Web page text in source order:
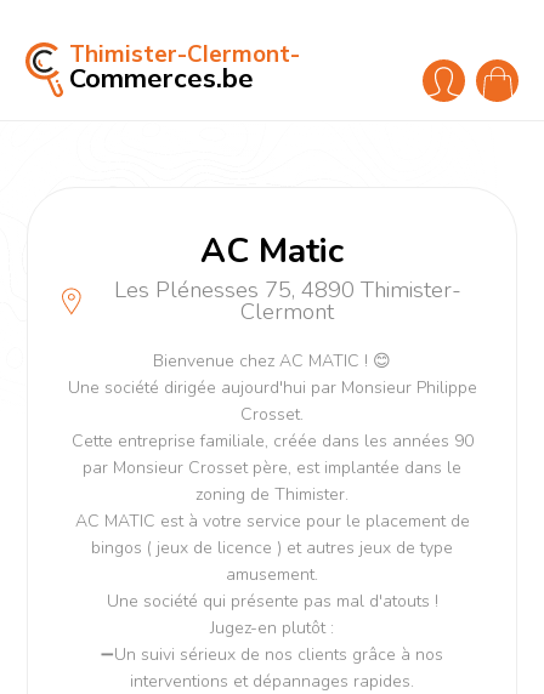
Thimister-Clermont-
Commerces.be
AC Matic
Les Plénesses 75, 4890 Thimister-
Clermont
Bienvenue chez AC MATIC ! 😊
Une société dirigée aujourd'hui par Monsieur Philippe
Crosset.
Cette entreprise familiale, créée dans les années 90
par Monsieur Crosset père, est implantée dans le
zoning de Thimister.
AC MATIC est à votre service pour le placement de
bingos ( jeux de licence ) et autres jeux de type
amusement.
Une société qui présente pas mal d'atouts !
Jugez-en plutôt :
➖Un suivi sérieux de nos clients grâce à nos
interventions et dépannages rapides.